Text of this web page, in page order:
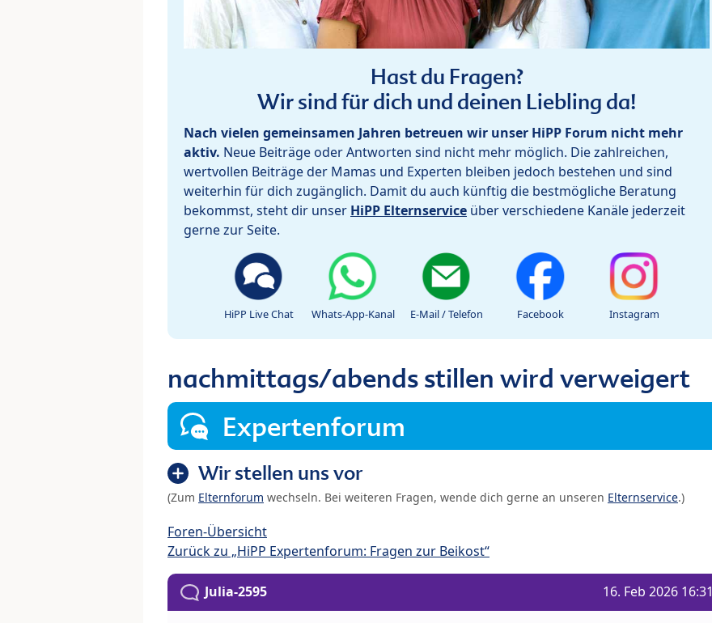
Hast du Fragen?
Wir sind für dich und deinen Liebling da!
Nach vielen gemeinsamen Jahren betreuen wir unser HiPP Forum nicht mehr
aktiv. Neue Beiträge oder Antworten sind nicht mehr möglich. Die zahlreichen,
wertvollen Beiträge der Mamas und Experten bleiben jedoch bestehen und sind
weiterhin für dich zugänglich. Damit du auch künftig die bestmögliche Beratung
bekommst, steht dir unser HiPP Elternservice über verschiedene Kanäle jederzeit
gerne zur Seite.
HiPP Live Chat Whats-App-Kanal E-Mail / Telefon Facebook Instagram
nachmittags/abends stillen wird verweigert
Expertenforum
Wir stellen uns vor
(Zum Elternforum wechseln. Bei weiteren Fragen, wende dich gerne an unseren Elternservice.)
Foren-Übersicht
Zurück zu „HiPP Expertenforum: Fragen zur Beikost“
Julia-2595 16. Feb 2026 16:31